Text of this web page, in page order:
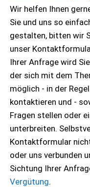
Wir helfen Ihnen
Sie und uns so
gestalten, bitten wir
unser
Ihrer Anfrage wird
der sich mit dem
möglich - in der
kontaktieren und -
Fragen stellen oder
unterbreiten.
Kontaktformular
oder uns verbunden
Sichtung Ihrer
Vergütung.